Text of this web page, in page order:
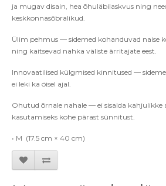
ja mugav disain, hea õhuläbilaskvus ning
keskkonnasõbralikud.
Ülim pehmus — sidemed kohanduvad naise
ning kaitsevad nahka väliste ärritajate eest.
Innovaatilised külgmised kinnitused —
ei leki ka öisel ajal.
Ohutud õrnale nahale — ei sisalda kahjulikke
kasutamiseks kohe pärast sünnitust.
• M (17.5 cm × 40 cm)